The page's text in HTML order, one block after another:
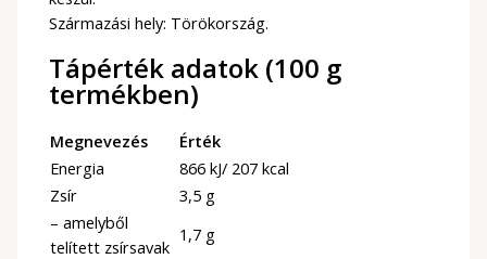
Származási hely: Törökország.
Tápérték adatok (100 g
termékben)
Megnevezés
Érték
Energia
866 kJ/ 207 kcal
Zsír
3,5 g
– amelyből
telített zsírsavak
1,7 g